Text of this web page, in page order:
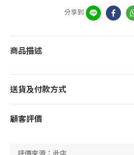
分享到
商品描述
送貨及付款方式
顧客評價